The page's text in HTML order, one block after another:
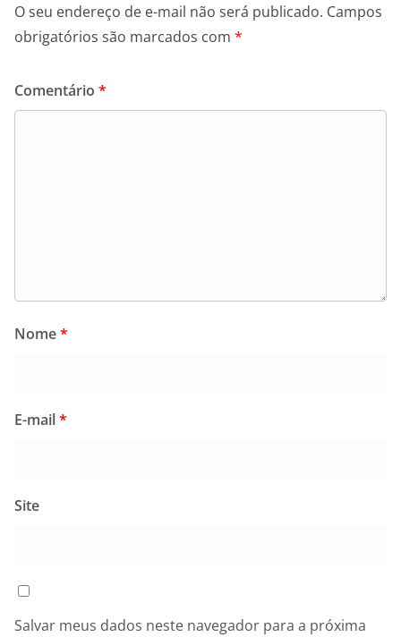
O seu endereço de e-mail não será publicado. Campos
obrigatórios são marcados com *
Comentário *
Nome*
E-mail*
Site
Salvar meus dados neste navegador para a próxima